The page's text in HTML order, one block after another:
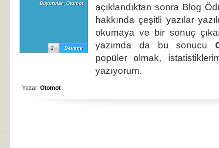
Duyurular, Otomot
Devamı
3
açıklandıktan sonra Blog
hakkında çeşitli yazılar
okumaya ve bir sonuç
yazımda da bu sonucu
popüler olmak,
yazıyorum.
Yazar: Otomot